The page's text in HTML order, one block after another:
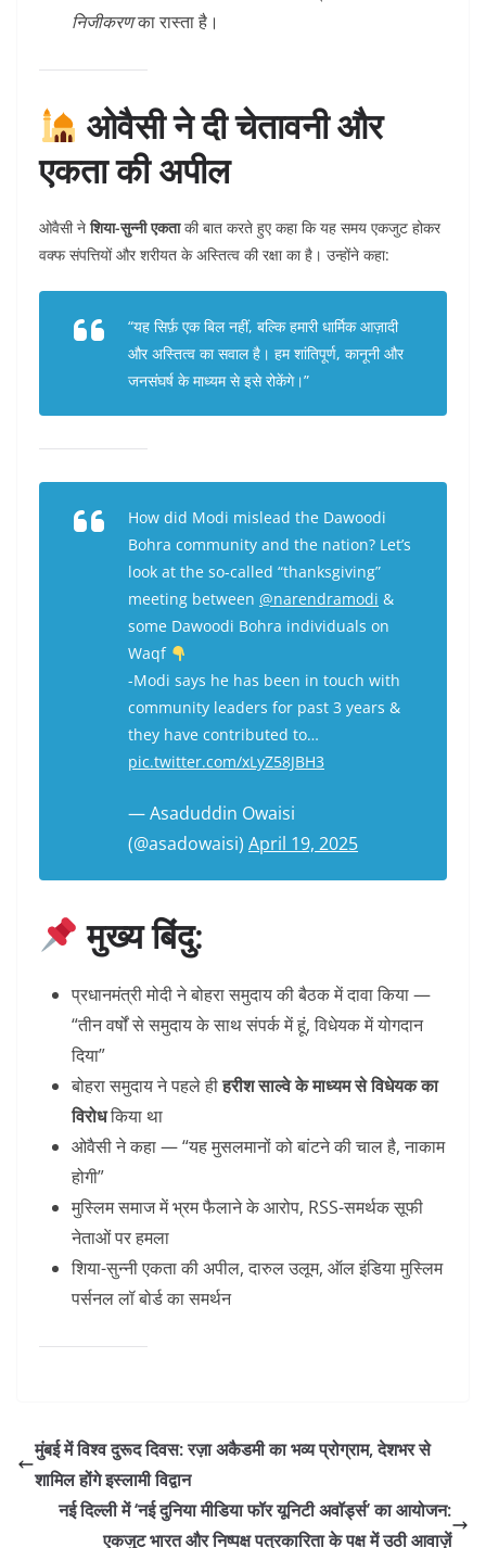
निजीकरणका रास्ता है।
ओवैसी ने दी चेतावनी और
एकता की अपील
ओवैसी नेशिया-सुन्नी एकताकी बात करते हुए कहा कि यह समय एकजुट होकर
वक्फ संपत्तियों और शरीयत के अस्तित्व की रक्षा का है। उन्होंने कहा:
“यह सिर्फ़ एक बिल नहीं, बल्कि हमारी धार्मिक आज़ादी
और अस्तित्व का सवाल है। हम शांतिपूर्ण, कानूनी और
जनसंघर्ष के माध्यम से इसे रोकेंगे।”
How did Modi mislead the Dawoodi
Bohra community and the nation? Let’s
look at the so-called “thanksgiving”
meeting between @narendramodi &
some Dawoodi Bohra individuals on
Waqf
-Modi says he has been in touch with
community leaders for past 3 years &
they have contributed to…
pic.twitter.com/xLyZ58JBH3
— Asaduddin Owaisi
(@asadowaisi) April 19, 2025
मुख्य बिंदु:
प्रधानमंत्री मोदी ने बोहरा समुदाय की बैठक में दावा किया —
“तीन वर्षों से समुदाय के साथ संपर्क में हूं, विधेयक में योगदान
दिया”
बोहरा समुदाय ने पहले हीहरीश साल्वे के माध्यम से विधेयक का
विरोधकिया था
ओवैसी ने कहा — “यह मुसलमानों को बांटने की चाल है, नाकाम
होगी”
मुस्लिम समाज में भ्रम फैलाने के आरोप, RSS-समर्थक सूफी
नेताओं पर हमला
शिया-सुन्नी एकता की अपील, दारुल उलूम, ऑल इंडिया मुस्लिम
पर्सनल लॉ बोर्ड का समर्थन
मुंबई में विश्व दुरूद दिवस: रज़ा अकैडमी का भव्य प्रोग्राम, देशभर से
शामिल होंगे इस्लामी विद्वान
नई दिल्ली में ‘नई दुनिया मीडिया फॉर यूनिटी अवॉर्ड्स’ का आयोजन:
एकजुट भारत और निष्पक्ष पत्रकारिता के पक्ष में उठी आवाज़ें